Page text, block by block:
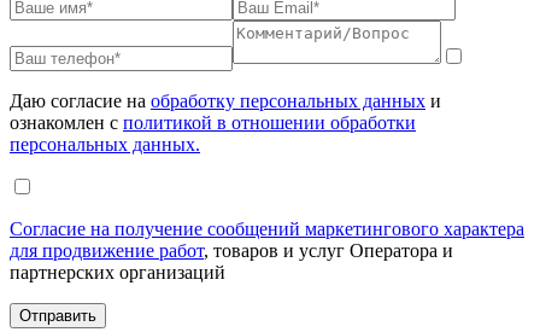
Даю согласие на обработку персональных данных и
ознакомлен с политикой в отношении обработки
персональных данных.
Согласие на получение сообщений маркетингового характера
для продвижение работ, товаров и услуг Оператора и
партнерских организаций